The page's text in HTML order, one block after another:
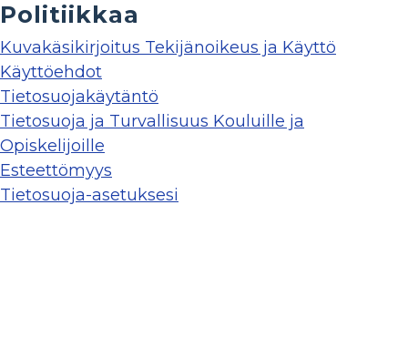
Politiikkaa
Kuvakäsikirjoitus Tekijänoikeus ja Käyttö
Käyttöehdot
Tietosuojakäytäntö
Tietosuoja ja Turvallisuus Kouluille ja
Opiskelijoille
Esteettömyys
Tietosuoja-asetuksesi